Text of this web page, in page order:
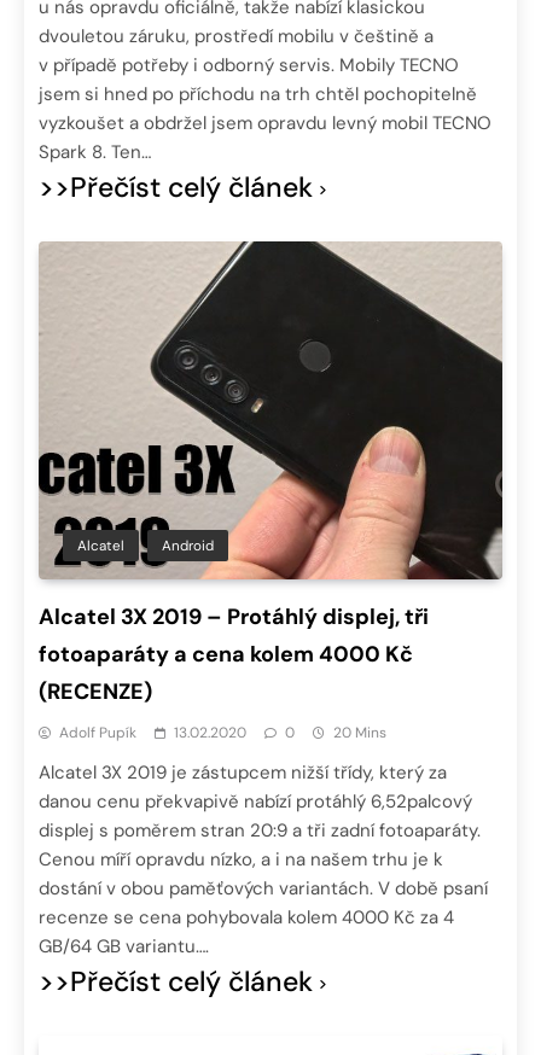
u nás opravdu oficiálně, takže nabízí klasickou
dvouletou záruku, prostředí mobilu v češtině a
v případě potřeby i odborný servis. Mobily TECNO
jsem si hned po příchodu na trh chtěl pochopitelně
vyzkoušet a obdržel jsem opravdu levný mobil TECNO
Spark 8. Ten…
>>Přečíst celý článek
Alcatel Android
Alcatel 3X 2019 – Protáhlý displej, tři
fotoaparáty a cena kolem 4000 Kč
(RECENZE)
Adolf Pupík 13.02.2020 0 20 Mins
Alcatel 3X 2019 je zástupcem nižší třídy, který za
danou cenu překvapivě nabízí protáhlý 6,52palcový
displej s poměrem stran 20:9 a tři zadní fotoaparáty.
Cenou míří opravdu nízko, a i na našem trhu je k
dostání v obou paměťových variantách. V době psaní
recenze se cena pohybovala kolem 4000 Kč za 4
GB/64 GB variantu….
>>Přečíst celý článek